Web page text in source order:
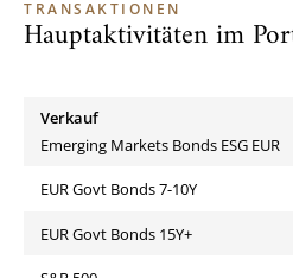
TRANSAKTIONEN
Hauptaktivitäten im
Verkauf
Emerging Markets Bonds ESG EUR
EUR Govt Bonds 7-10Y
EUR Govt Bonds 15Y+